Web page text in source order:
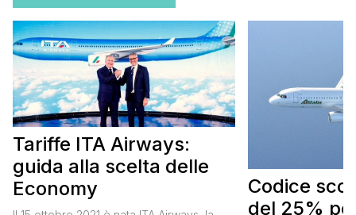
Tariffe ITA Airways:
guida alla scelta delle
Economy
Codice
del 25%